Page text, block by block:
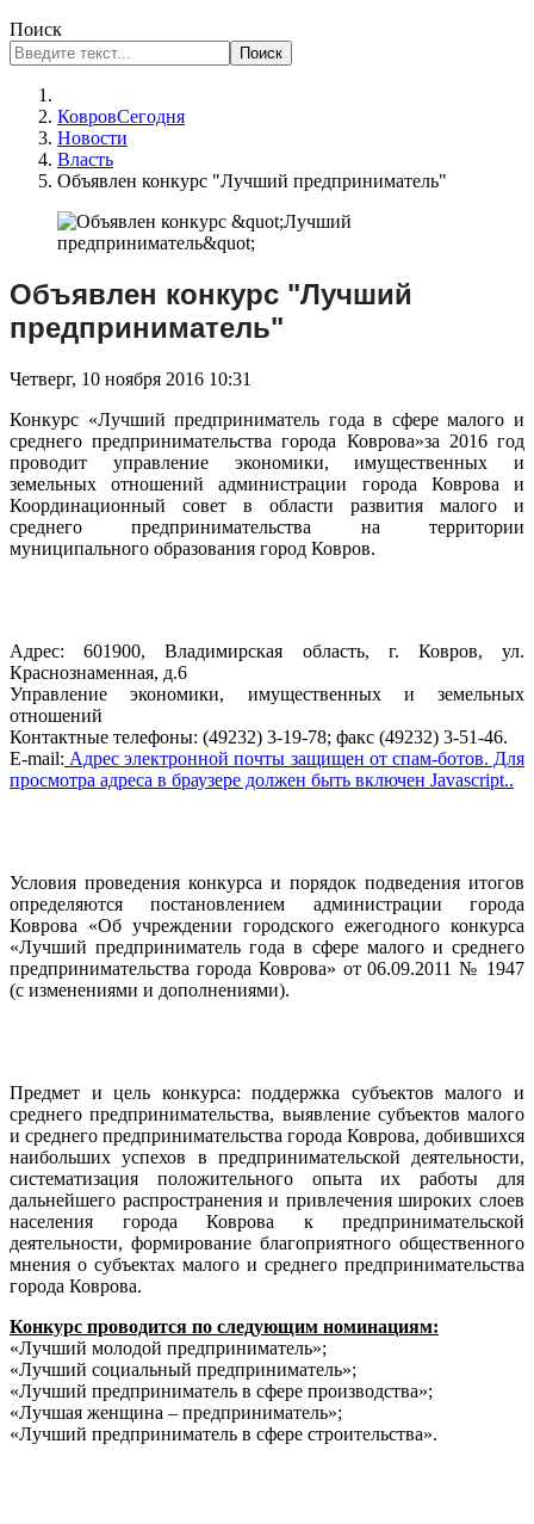
Поиск
Поиск
КовровСегодня
Новости
Власть
Объявлен конкурс "Лучший предприниматель"
Объявлен конкурс "Лучший
предприниматель"
Четверг, 10 ноября 2016 10:31
Конкурс «Лучший предприниматель года в сфере малого и
среднего предпринимательства города Коврова»за 2016 год
проводит управление экономики, имущественных и
земельных отношений администрации города Коврова и
Координационный совет в области развития малого и
среднего предпринимательства на территории
муниципального образования город Ковров.
Адрес: 601900, Владимирская область, г. Ковров, ул.
Краснознаменная, д.6
Управление экономики, имущественных и земельных
отношений
Контактные телефоны: (49232) 3-19-78; факс (49232) 3-51-46.
E-mail: Адрес электронной почты защищен от спам-ботов. Для
просмотра адреса в браузере должен быть включен Javascript..
Условия проведения конкурса и порядок подведения итогов
определяются постановлением администрации города
Коврова «Об учреждении городского ежегодного конкурса
«Лучший предприниматель года в сфере малого и среднего
предпринимательства города Коврова» от 06.09.2011 № 1947
(с изменениями и дополнениями).
Предмет и цель конкурса: поддержка субъектов малого и
среднего предпринимательства, выявление субъектов малого
и среднего предпринимательства города Коврова, добившихся
наибольших успехов в предпринимательской деятельности,
систематизация положительного опыта их работы для
дальнейшего распространения и привлечения широких слоев
населения города Коврова к предпринимательской
деятельности, формирование благоприятного общественного
мнения о субъектах малого и среднего предпринимательства
города Коврова.
Конкурс проводится по следующим номинациям:
«Лучший молодой предприниматель»;
«Лучший социальный предприниматель»;
«Лучший предприниматель в сфере производства»;
«Лучшая женщина – предприниматель»;
«Лучший предприниматель в сфере строительства».